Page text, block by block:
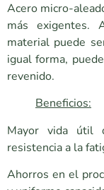
Acero micro-
más exigentes.
material puede
igual forma,
revenido.
Beneficios:
Mayor vida útil
resistencia a la
Ahorros en el